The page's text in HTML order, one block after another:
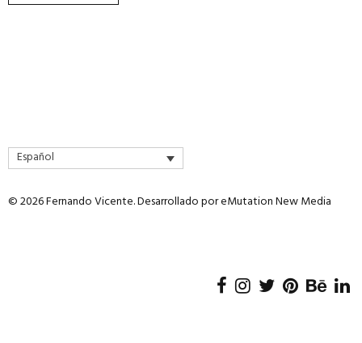
Español
© 2026 Fernando Vicente. Desarrollado poreMutation New Media